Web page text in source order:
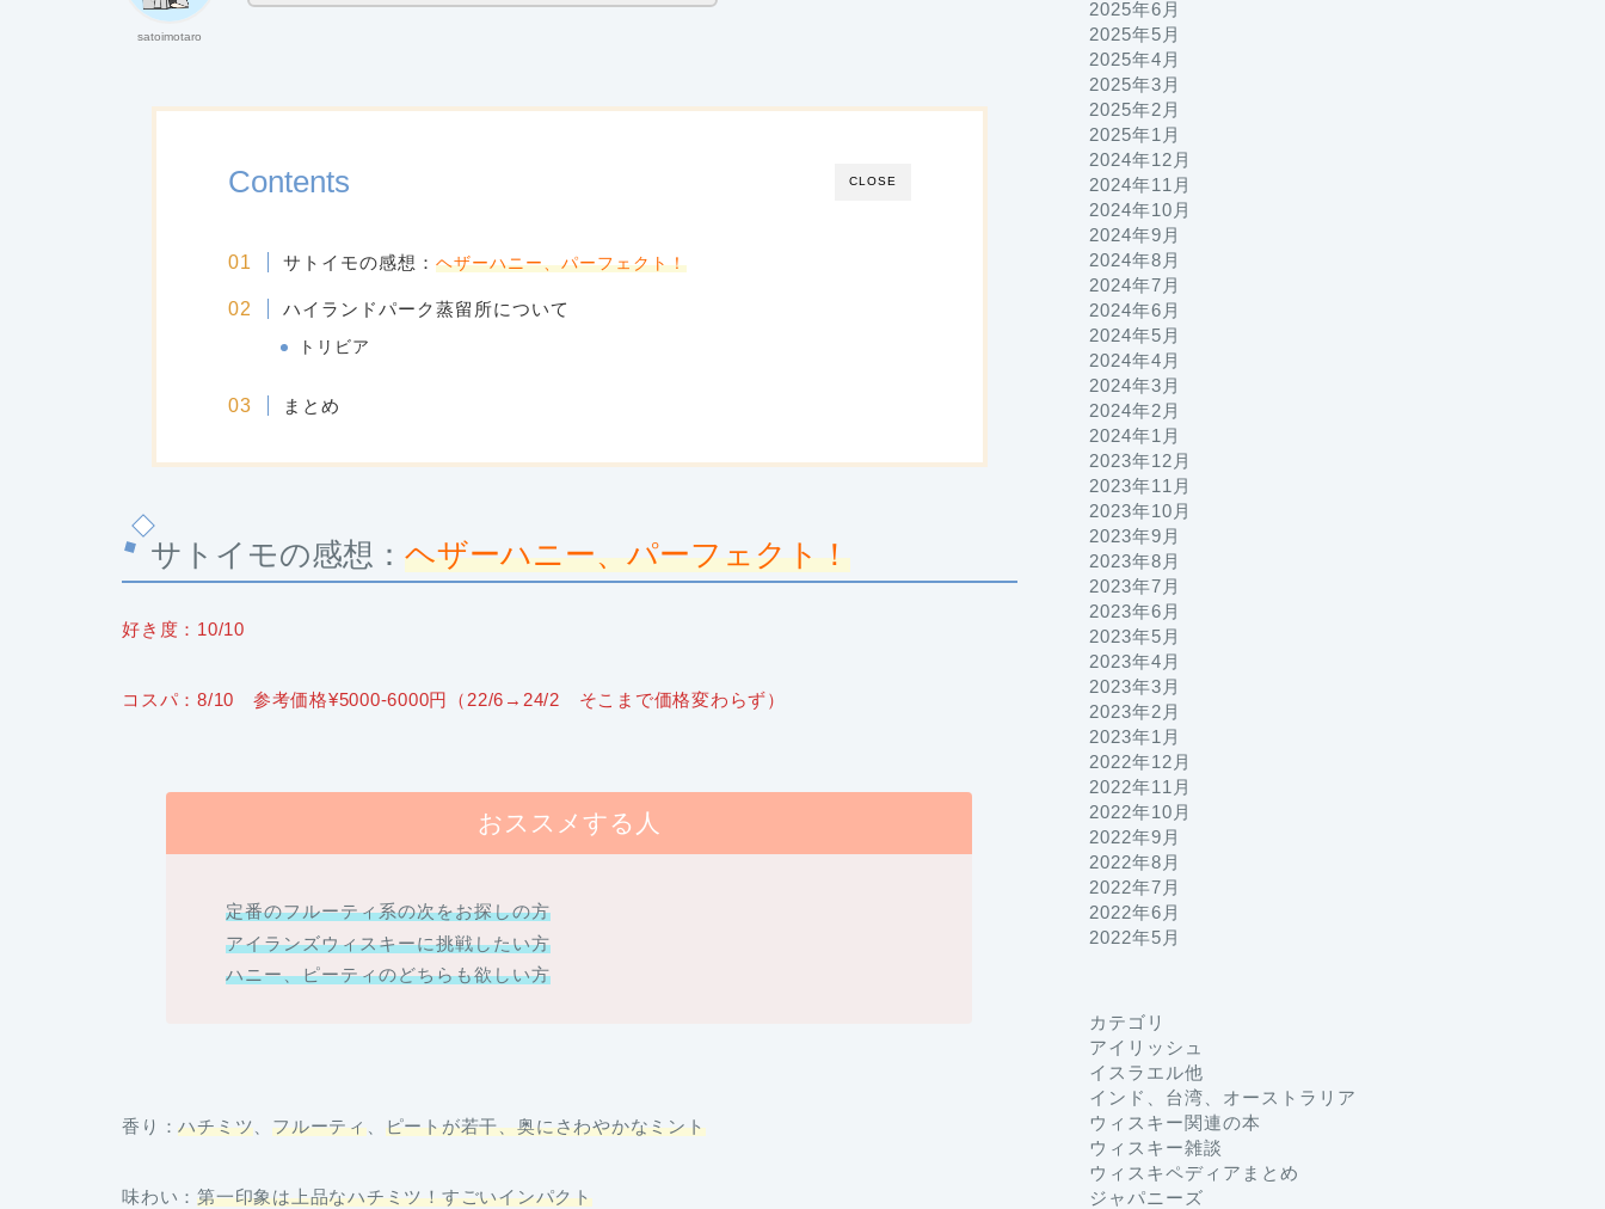
satoimotaro
CLOSE
Contents
サトイモの感想： ヘザーハニー、パーフェクト！
ハイランドパーク蒸留所について
トリビア
まとめ
サトイモの感想： ヘザーハニー、パーフェクト！
好き度：10/10
コスパ：8/10 参考価格¥5000-6000円（22/6→24/2 そこまで価格変わらず）
おススメする人
定番のフルーティ系の次をお探しの方
アイランズウィスキーに挑戦したい方
ハニー、ピーティのどちらも欲しい方
香り：ハチミツ 、フルーティ、 ピートが若干、奥にさわやかなミント
味わい：第一印象は上品なハチミツ！すごいインパクト
2025年6月
2025年5月
2025年4月
2025年3月
2025年2月
2025年1月
2024年12月
2024年11月
2024年10月
2024年9月
2024年8月
2024年7月
2024年6月
2024年5月
2024年4月
2024年3月
2024年2月
2024年1月
2023年12月
2023年11月
2023年10月
2023年9月
2023年8月
2023年7月
2023年6月
2023年5月
2023年4月
2023年3月
2023年2月
2023年1月
2022年12月
2022年11月
2022年10月
2022年9月
2022年8月
2022年7月
2022年6月
2022年5月
カテゴリ
アイリッシュ
イスラエル他
インド、台湾、オーストラリア
ウィスキー関連の本
ウィスキー雑談
ウィスキペディアまとめ
ジャパニーズ